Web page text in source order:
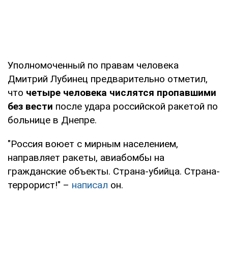
Уполномоченный по правам человека
Дмитрий Лубинец предварительно отметил,
что четыре человека числятся пропавшими
без вести после удара российской ракетой по
больнице в Днепре.
"Россия воюет с мирным населением,
направляет ракеты, авиабомбы на
гражданские объекты. Страна-убийца. Страна-
террорист!" – написал он.